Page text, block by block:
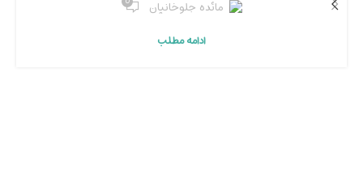
مائده جلوخانیان
ادامه مطلب